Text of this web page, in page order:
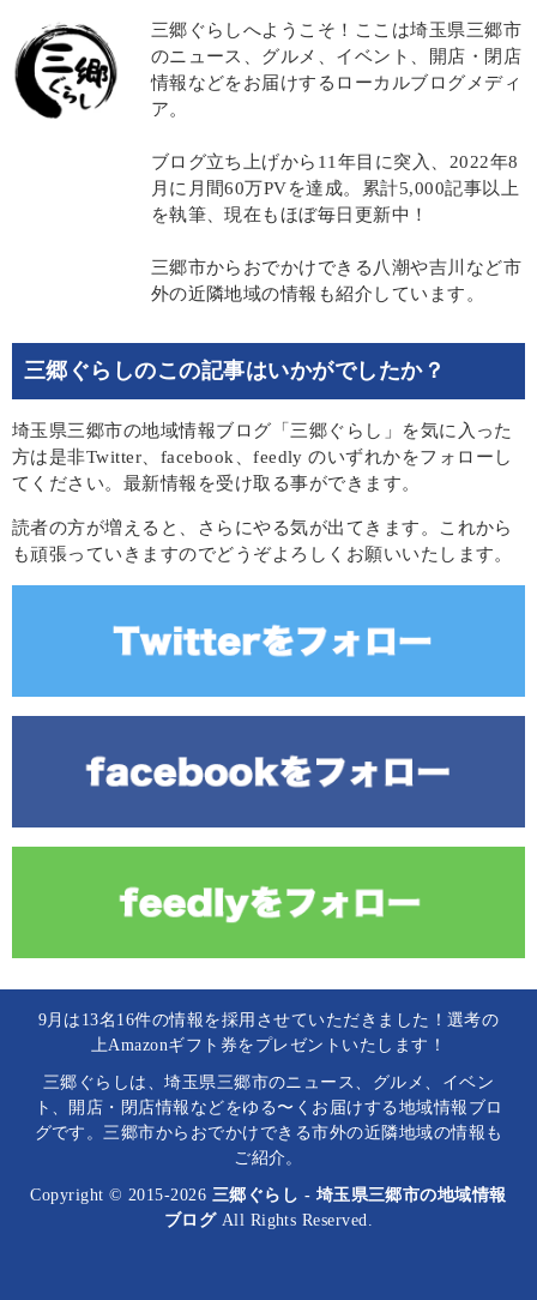
三郷ぐらしへようこそ！ここは埼玉県三郷市
のニュース、グルメ、イベント、開店・閉店
情報などをお届けするローカルブログメディ
ア。
ブログ立ち上げから11年目に突入、2022年8
月に月間60万PVを達成。累計5,000記事以上
を執筆、現在もほぼ毎日更新中！
三郷市からおでかけできる八潮や吉川など市
外の近隣地域の情報も紹介しています。
三郷ぐらしのこの記事はいかがでしたか？
埼玉県三郷市の地域情報ブログ「三郷ぐらし」を気に入った
方は是非Twitter、facebook、feedly のいずれかをフォローし
てください。最新情報を受け取る事ができます。
読者の方が増えると、さらにやる気が出てきます。これから
も頑張っていきますのでどうぞよろしくお願いいたします。
9月は13名16件の情報を採用させていただきました！選考の
上Amazonギフト券をプレゼントいたします！
三郷ぐらしは、埼玉県三郷市のニュース、グルメ、イベン
ト、開店・閉店情報などをゆる〜くお届けする地域情報ブロ
グです。三郷市からおでかけできる市外の近隣地域の情報も
ご紹介。
Copyright © 2015-2026 三郷ぐらし - 埼玉県三郷市の地域情報
ブログAll Rights Reserved.